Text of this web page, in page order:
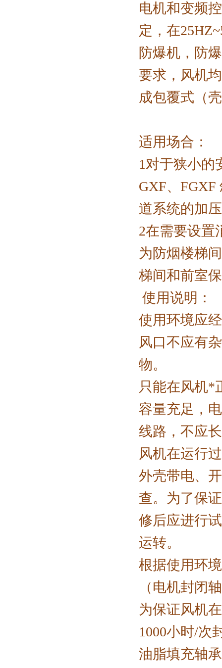
电机和变频
定，在
防爆机，防
要求，风机
成包覆式（
适用场合：
1对于狭小的
GXF、
道系统的加
2在需要设置
为防烟楼梯
梯间和前室
使用说明：
使用环境应
风口不应有
物。
只能在风机*
容量充足，
线路，不应
风机在运行
外壳带电、
查。为了保
修后应进行
运转。
根据使用环
（电机封闭
为保证风机
1000小时/次
油脂填充轴